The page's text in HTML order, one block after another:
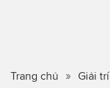
Trang chủ Giải trí